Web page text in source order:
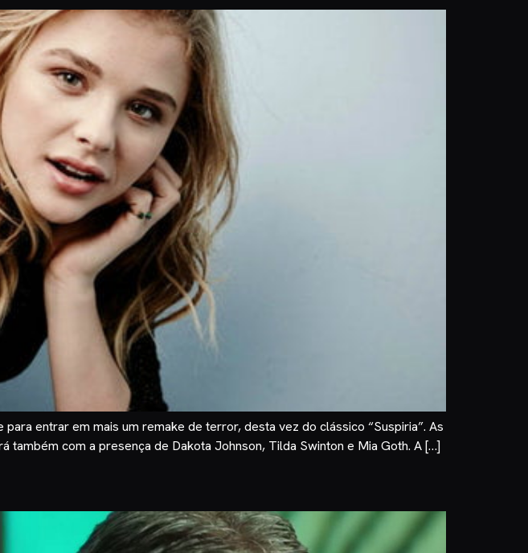
entrar em mais um remake de terror, desta vez do clássico “Suspiria”. As
com a presença de Dakota Johnson, Tilda Swinton e Mia Goth. A […]